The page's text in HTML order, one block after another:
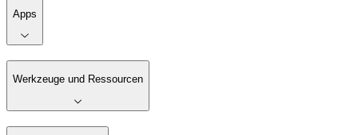
Apps
Werkzeuge und Ressourcen